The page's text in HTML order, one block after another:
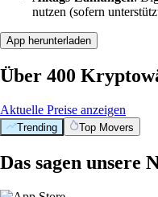
nutzen (sofern
App herunterladen
Über 400
Aktuelle Preise anzeigen
Trending Top Movers
Das sagen unsere